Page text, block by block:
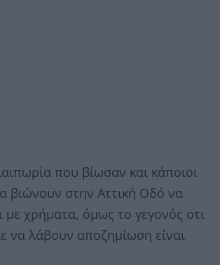
που βίωσαν και κάποιοι
βιώνουν στην Αττική Οδό να
με χρήματα, όμως το γεγονός οτι
να λάβουν αποζημίωση είναι